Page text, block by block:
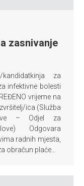
zasnivanje
za
infektivne bolesti
vrijeme na
ica (Služba
– Odjel za
Odgovara
radnih mjesta,
obračun plaće…